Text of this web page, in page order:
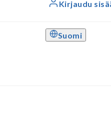
Kirjaudu
Suomi